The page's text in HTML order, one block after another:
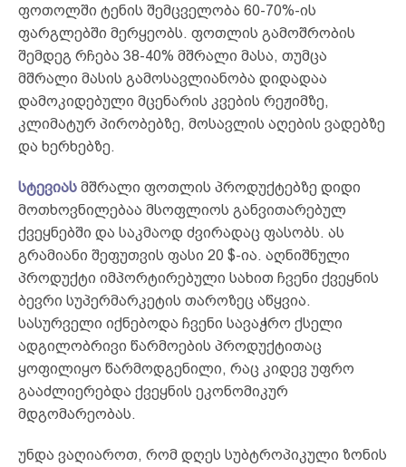
ფოთოლში ტენის შემცველობა 60-70%-ის
ფარგლებში მერყეობს. ფოთლის გამოშრობის
შემდეგ რჩება 38-40% მშრალი მასა, თუმცა
მშრალი მასის გამოსავლიანობა დიდადაა
დამოკიდებული მცენარის კვების რეჟიმზე,
კლიმატურ პირობებზე, მოსავლის აღების ვადებზე
და ხერხებზე.
სტევიას მშრალი ფოთლის პროდუქტებზე დიდი
მოთხოვნილებაა მსოფლიოს განვითარებულ
ქვეყნებში და საკმაოდ ძვირადაც ფასობს. ას
გრამიანი შეფუთვის ფასი 20 $-ია. აღნიშნული
პროდუქტი იმპორტირებული სახით ჩვენი ქვეყნის
ბევრი სუპერმარკეტის თაროზეც აწყვია.
სასურველი იქნებოდა ჩვენი სავაჭრო ქსელი
ადგილობრივი წარმოების პროდუქტითაც
ყოფილიყო წარმოდგენილი, რაც კიდევ უფრო
გააძლიერებდა ქვეყნის ეკონომიკურ
მდგომარეობას.
უნდა ვაღიაროთ, რომ დღეს სუბტროპიკული ზონის